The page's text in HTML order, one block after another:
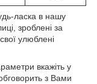
ласка в нашу
зроблені за
улюблені
вкажіть у
з Вами